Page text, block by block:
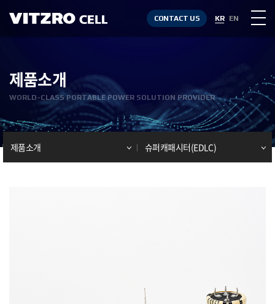
CONTACT US KR EN
제품소개
WORLD-CLASS PORTABLE POWER SOLUTION PROVIDER
제품소개 슈퍼캐패시터(EDLC)